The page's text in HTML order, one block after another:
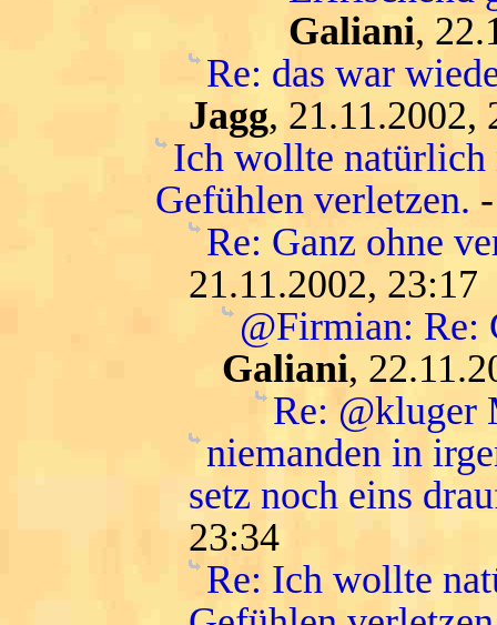
Galiani,
Re: das war
Jagg, 21.11.2002,
Ich wollte natürlich
Gefühlen verletzen.
Re: Ganz ohne
21.11.2002, 23:17
@Firmian: Re:
Galiani,
Re: @kluger
niemanden in
setz noch eins
23:34
Re: Ich wollte